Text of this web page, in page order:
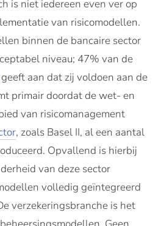
is niet iedereen even ver op
van risicomodellen.
binnen de bancaire sector
niveau; 47% van de
geeft aan dat zij voldoen aan de
primair doordat de wet- en
van risicomanagement
, zoals Basel II, al een aantal
Opvallend is hierbij
van deze sector
volledig geïntegreerd
verzekeringsbranche is het